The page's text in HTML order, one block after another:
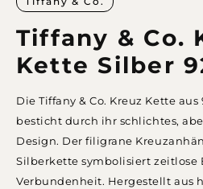
Tiffany & Co.
Kette Silber
Die Tiffany & Co. Kreuz Kette
besticht durch ihr schlichtes,
Design. Der filigrane
Silberkette symbolisiert
Verbundenheit. Hergestellt aus